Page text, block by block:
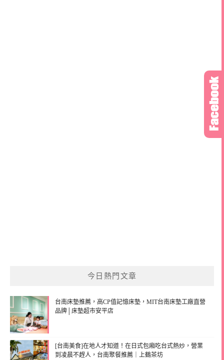
今日熱門文章
台南床墊推薦，高CP值記憶床墊，MIT台南床墊工廠直營
品牌│床墊超市安平店
[台南美食]在地人才知道！在日式包廂吃台式熱炒，營業
到凌晨不趕人，台南聚餐推薦｜上鶴茶坊